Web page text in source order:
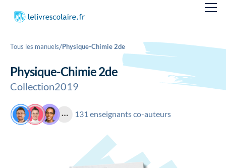
Tous les manuels/Physique-Chimie 2de
Physique-Chimie 2de
Collection2019
131 enseignants co-auteurs